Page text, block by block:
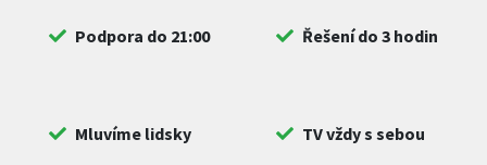
Podpora do 21:00 Řešení do 3 hodin
Mluvíme lidsky TV vždy s sebou